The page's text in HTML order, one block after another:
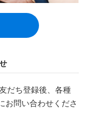
だち登録後、各種
お問い合わせくださ